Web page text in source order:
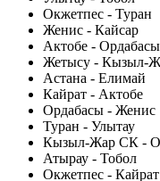
Окжетпес - Туран
Женис - Кайсар
Актобе - Ордабасы
Жетысу - Кызыл-
Астана - Елимай
Кайрат - Актобе
Ордабасы - Женис
Туран - Улытау
Кызыл-Жар СК -
Атырау - Тобол
Окжетпес - Кайрат